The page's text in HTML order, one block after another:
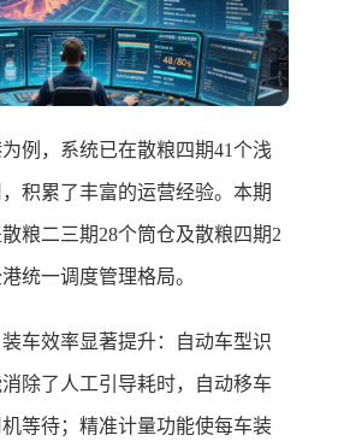
例，系统已在散粮四期41个浅
积累了丰富的运营经验。本期
粮二三期28个筒仓及散粮四期2
统一调度管理格局。
车效率显著提升：自动车型识
除了人工引导耗时，自动移车
等待；精准计量功能使每车装